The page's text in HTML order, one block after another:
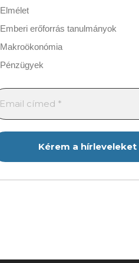
Elmélet
Emberi erőforrás tanulmányok
Makroökonómia
Pénzügyek